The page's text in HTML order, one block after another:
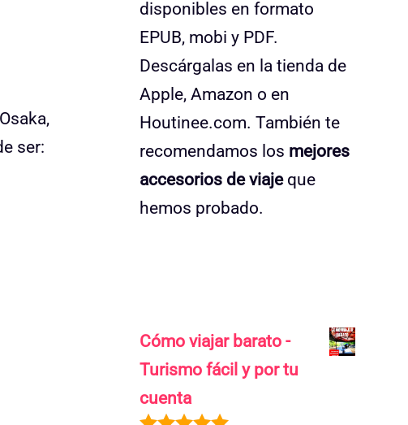
ser:
disponibles en formato
EPUB, mobi y PDF.
Descárgalas en la tienda de
Apple, Amazon o en
Houtinee.com. También te
recomendamos los mejores
accesorios de viajeque
hemos probado.
Cómo viajar barato -
Turismo fácil y por tu
cuenta